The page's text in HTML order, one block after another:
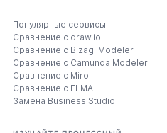
Популярные сервисы
Сравнение с draw.io
Сравнение с Bizagi Modeler
Сравнение с Camunda Modeler
Сравнение с Miro
Сравнение с ELMA
Замена Business Studio